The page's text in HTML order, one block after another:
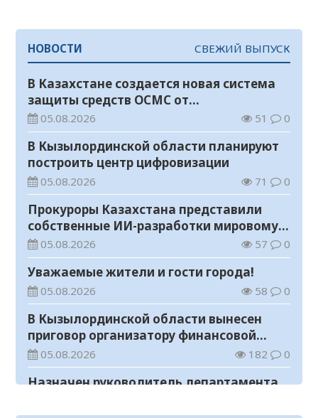
НОВОСТИ СВЕЖИЙ ВЫПУСК
В Казахстане создается новая система
защиты средств ОСМС от
необоснованных выплат
05.08.2026 51 0
В Кызылординской области планируют
построить центр цифровизации
05.08.2026 71 0
Прокуроры Казахстана представили
собственные ИИ-разработки мировому
эксперту Кай-Фу Ли
05.08.2026 57 0
Уважаемые жители и гости города!
05.08.2026 58 0
В Кызылординской области вынесен
приговор организатору финансовой
пирамиды
05.08.2026 182 0
Назначен руководитель департамента
специальным учетам по